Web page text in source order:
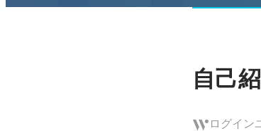
自己
ログイン